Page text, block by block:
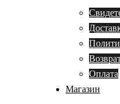
Оплата
Магазин